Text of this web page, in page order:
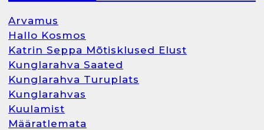
Arvamus
Hallo Kosmos
Katrin Seppa Mõtisklused Elust
Kunglarahva Saated
Kunglarahva Turuplats
Kunglarahvas
Kuulamist
Määratlemata